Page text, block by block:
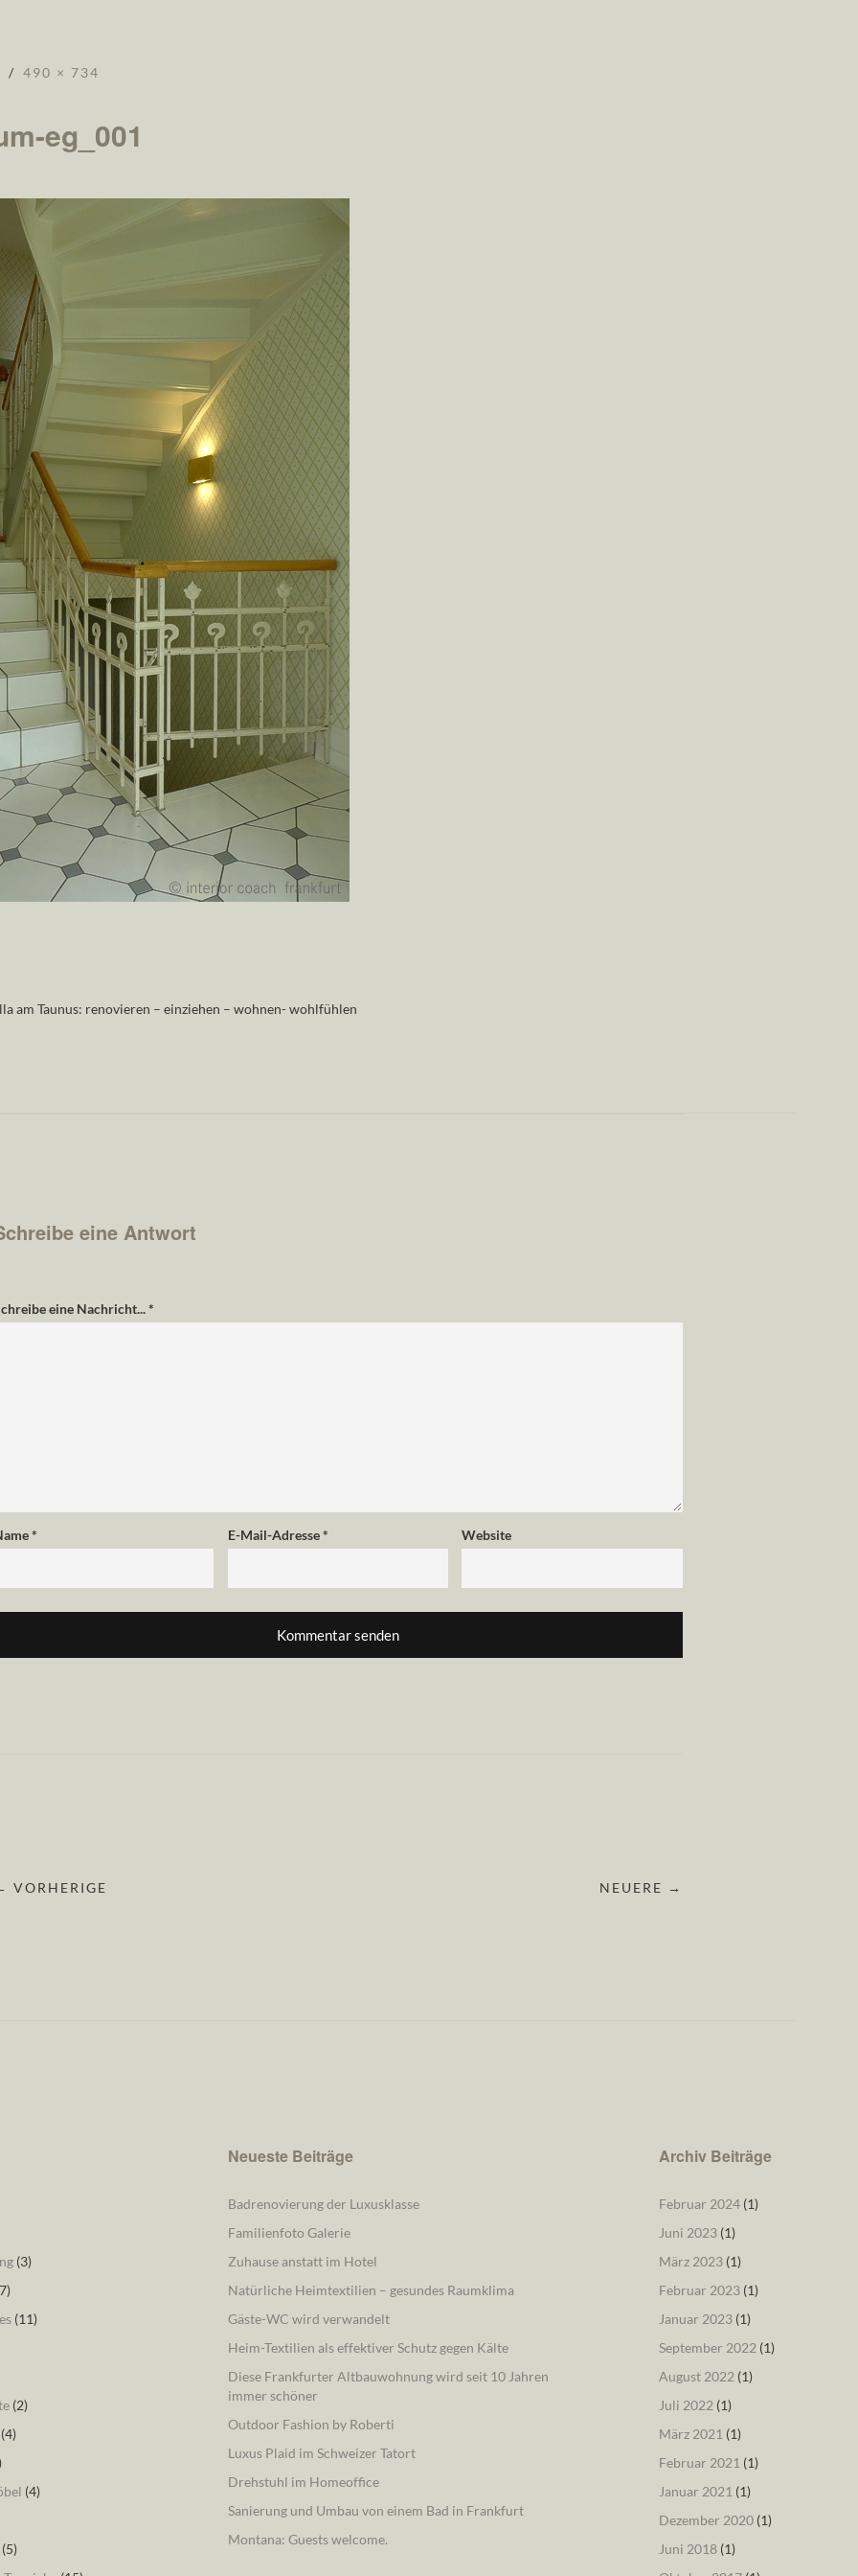
490 × 734
eg_001
am Taunus: renovieren – einziehen – wohnen- wohlfühlen
eine Antwort
eine Nachricht...*
* E-Mail-Adresse* Website
VORHERIGE NEUERE →
(3)
(11)
(2)
(4)
Neueste Beiträge
Badrenovierung der Luxusklasse
Familienfoto Galerie
Zuhause anstatt im Hotel
Natürliche Heimtextilien – gesundes Raumklima
Gäste-WC wird verwandelt
Heim-Textilien als effektiver Schutz gegen Kälte
Diese Frankfurter Altbauwohnung wird seit 10 Jahren
immer schöner
Outdoor Fashion by Roberti
Luxus Plaid im Schweizer Tatort
Drehstuhl im Homeoffice
Sanierung und Umbau von einem Bad in Frankfurt
Montana: Guests welcome.
Archiv Beiträge
Februar 2024(1)
Juni 2023(1)
März 2023(1)
Februar 2023(1)
Januar 2023(1)
September 2022 (1)
August 2022 (1)
Juli 2022 (1)
März 2021 (1)
Februar 2021 (1)
Januar 2021 (1)
Dezember 2020(1)
Juni 2018(1)